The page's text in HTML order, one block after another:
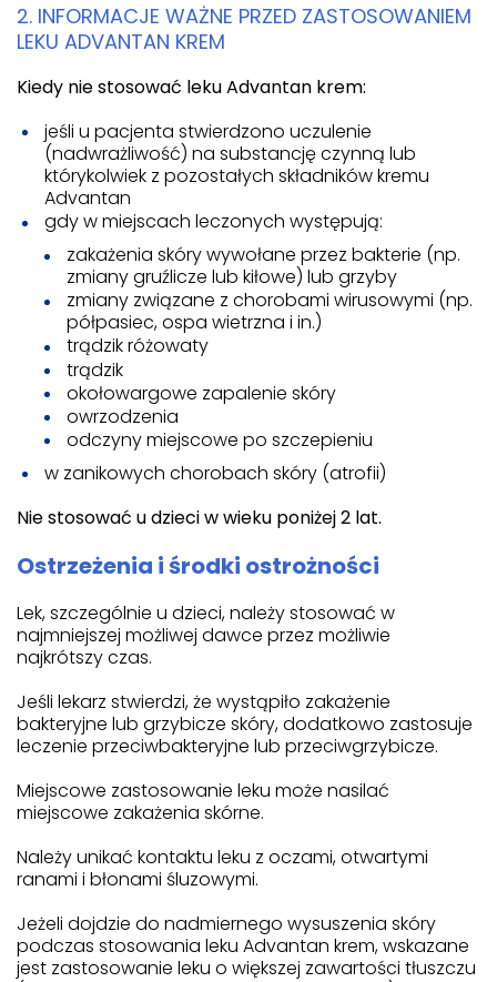
2. INFORMACJE WAŻNE PRZED ZASTOSOWANIEM
LEKU ADVANTAN KREM
Kiedy nie stosować leku Advantan krem:
jeśli u pacjenta stwierdzono uczulenie
(nadwrażliwość) na substancję czynną lub
którykolwiek z pozostałych składników kremu
Advantan
gdy w miejscach leczonych występują:
zakażenia skóry wywołane przez bakterie (np.
zmiany gruźlicze lub kiłowe) lub grzyby
zmiany związane z chorobami wirusowymi (np.
półpasiec, ospa wietrzna i in.)
trądzik różowaty
trądzik
okołowargowe zapalenie skóry
owrzodzenia
odczyny miejscowe po szczepieniu
w zanikowych chorobach skóry (atrofii)
Nie stosować u dzieci w wieku poniżej 2 lat.
Ostrzeżenia i środki ostrożności
Lek, szczególnie u dzieci, należy stosować w
najmniejszej możliwej dawce przez możliwie
najkrótszy czas.
Jeśli lekarz stwierdzi, że wystąpiło zakażenie
bakteryjne lub grzybicze skóry, dodatkowo zastosuje
leczenie przeciwbakteryjne lub przeciwgrzybicze.
Miejscowe zastosowanie leku może nasilać
miejscowe zakażenia skórne.
Należy unikać kontaktu leku z oczami, otwartymi
ranami i błonami śluzowymi.
Jeżeli dojdzie do nadmiernego wysuszenia skóry
podczas stosowania leku Advantan krem, wskazane
jest zastosowanie leku o większej zawartości tłuszczu